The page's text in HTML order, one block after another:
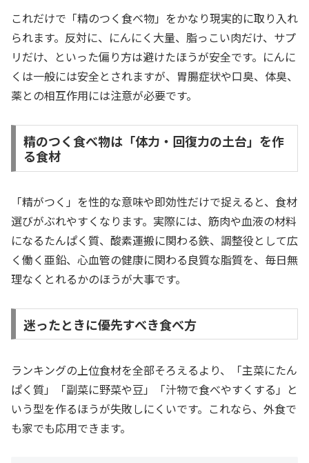
これだけで「精のつく食べ物」をかなり現実的に取り入れ
られます。反対に、にんにく大量、脂っこい肉だけ、サプ
リだけ、といった偏り方は避けたほうが安全です。にんに
くは一般には安全とされますが、胃腸症状や口臭、体臭、
薬との相互作用には注意が必要です。
精のつく食べ物は「体力・回復力の土台」を作
る食材
「精がつく」を性的な意味や即効性だけで捉えると、食材
選びがぶれやすくなります。実際には、筋肉や血液の材料
になるたんぱく質、酸素運搬に関わる鉄、調整役として広
く働く亜鉛、心血管の健康に関わる良質な脂質を、毎日無
理なくとれるかのほうが大事です。
迷ったときに優先すべき食べ方
ランキングの上位食材を全部そろえるより、「主菜にたん
ぱく質」「副菜に野菜や豆」「汁物で食べやすくする」と
いう型を作るほうが失敗しにくいです。これなら、外食で
も家でも応用できます。